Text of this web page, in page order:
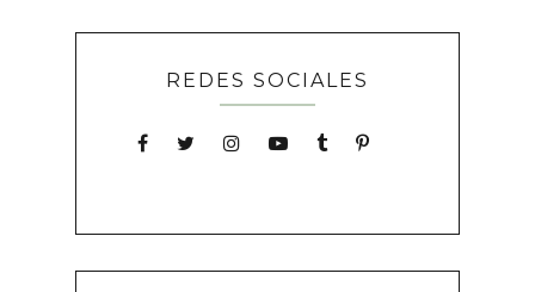
REDES SOCIALES